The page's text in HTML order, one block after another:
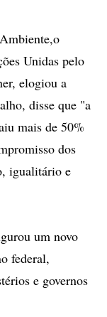
Unidas pelo
elogiou a
disse que "a
mais de 50%
dos
igualitário e
um novo
federal,
e governos